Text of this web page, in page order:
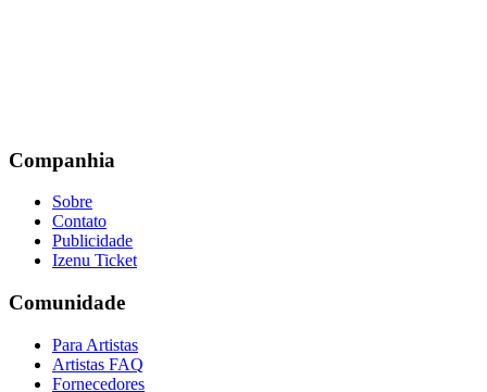
Companhia
Sobre
Contato
Publicidade
Izenu Ticket
Comunidade
Para Artistas
Artistas FAQ
Fornecedores